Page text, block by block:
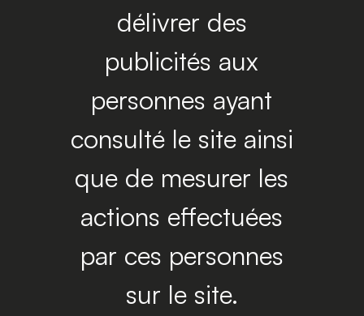
délivrer des
publicités aux
personnes ayant
consulté le site ainsi
que de mesurer les
actions effectuées
par ces personnes
sur le site.